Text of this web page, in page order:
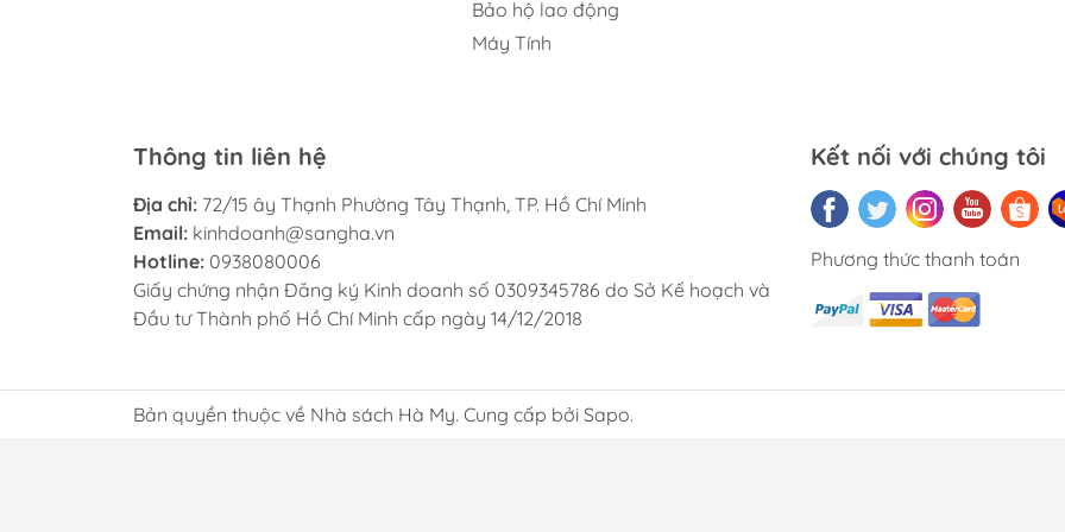
Bảo hộ lao động
Máy Tính
Thông tin liên hệ
Địa chỉ: 72/15 ây Thạnh Phường Tây Thạnh, TP. Hồ Chí Minh
Email: kinhdoanh@sangha.vn
Hotline: 0938080006
Giấy chứng nhận Đăng ký Kinh doanh số 0309345786 do Sở Kế hoạch và
Đầu tư Thành phố Hồ Chí Minh cấp ngày 14/12/2018
Kết nối với chúng tôi
Phương thức thanh toán
Bản quyền thuộc về Nhà sách Hà My. Cung cấp bởi Sapo.